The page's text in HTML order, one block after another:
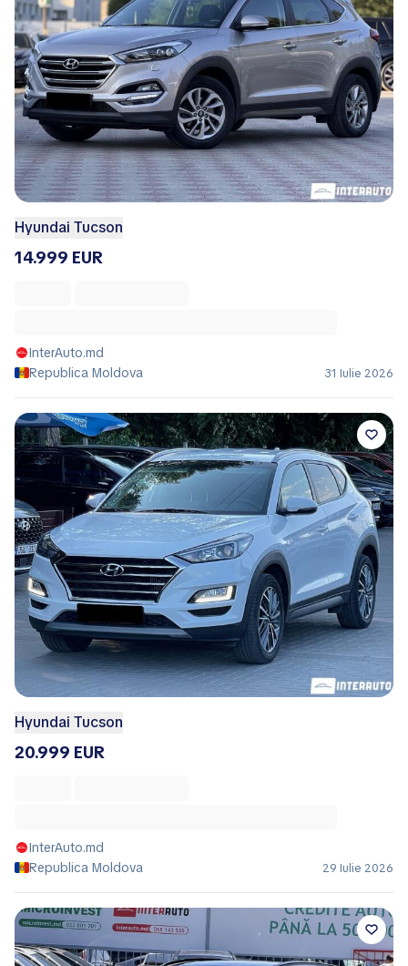
Hyundai Tucson
14.999 EUR
InterAuto.md
Republica Moldova
31 Iulie 2026
Hyundai Tucson
20.999 EUR
InterAuto.md
Republica Moldova
29 Iulie 2026